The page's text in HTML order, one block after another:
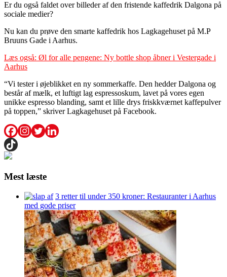
Er du også faldet over billeder af den fristende kaffedrik Dalgona på
sociale medier?
Nu kan du prøve den smarte kaffedrik hos Lagkagehuset på M.P
Bruuns Gade i Aarhus.
Læs også: Øl for alle pengene: Ny bottle shop åbner i Vestergade i
Aarhus
“Vi tester i øjeblikket en ny sommerkaffe. Den hedder Dalgona og
består af mælk, et luftigt lag espressoskum, lavet på vores egen
unikke espresso blanding, samt et lille drys friskkværnet kaffepulver
på toppen,” skriver Lagkagehuset på Facebook.
Mest læste
3 retter til under 350 kroner: Restauranter i Aarhus
med gode priser